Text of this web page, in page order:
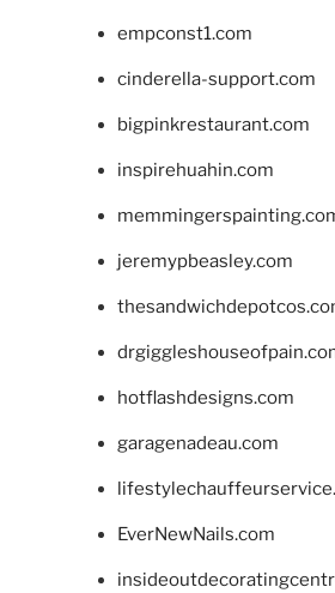
empconst1.com
cinderella-support.com
bigpinkrestaurant.com
inspirehuahin.com
jeremypbeasley.com
hotflashdesigns.com
garagenadeau.com
EverNewNails.com